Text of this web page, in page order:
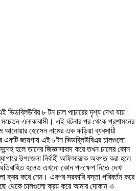
৮ টন চাল পাচারের দৃশ্য দেখা যায়।
এলাকাবাসী। এই ঘটনার পর থেকে প্রশাসনের
আনোয়ার হোসেন নামের এক ফড়িয়া ব্যবসায়ী
একটি জায়গায় এই ৮টন ভিডব্লিউবিএর চালগুলো
হলে তাদের জিজ্ঞাসাবাদ করে তখন চালের কোন
উপজেলা নির্বাহী অফিসারকে অবগত করা হলে
হলেও এখনো কোন পদক্ষেপ নিতে দেখা
ক্রয় করে নেন। এরপর সরকারি বস্তা পরিবর্তন করে
থেকে চালগুলো ক্রয় করে আমার দোকান ও